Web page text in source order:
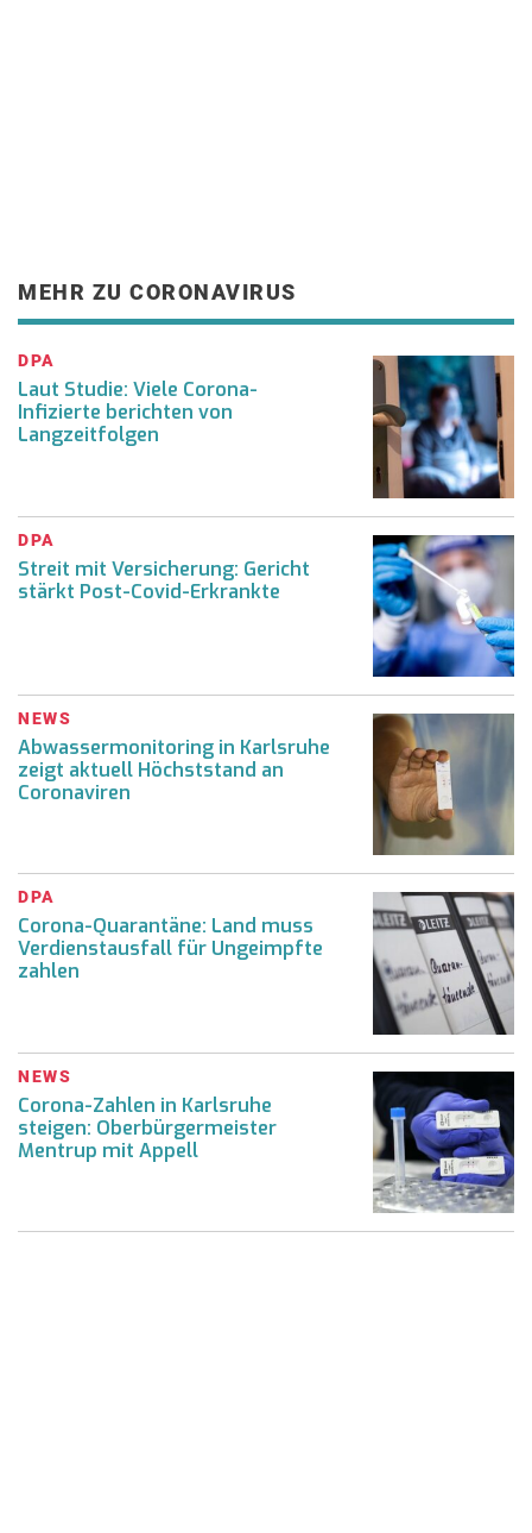
MEHR ZU CORONAVIRUS
DPA
Laut Studie: Viele Corona-
Infizierte berichten von
Langzeitfolgen
DPA
Streit mit Versicherung: Gericht
stärkt Post-Covid-Erkrankte
NEWS
Abwassermonitoring in Karlsruhe
zeigt aktuell Höchststand an
Coronaviren
DPA
Corona-Quarantäne: Land muss
Verdienstausfall für Ungeimpfte
zahlen
NEWS
Corona-Zahlen in Karlsruhe
steigen: Oberbürgermeister
Mentrup mit Appell